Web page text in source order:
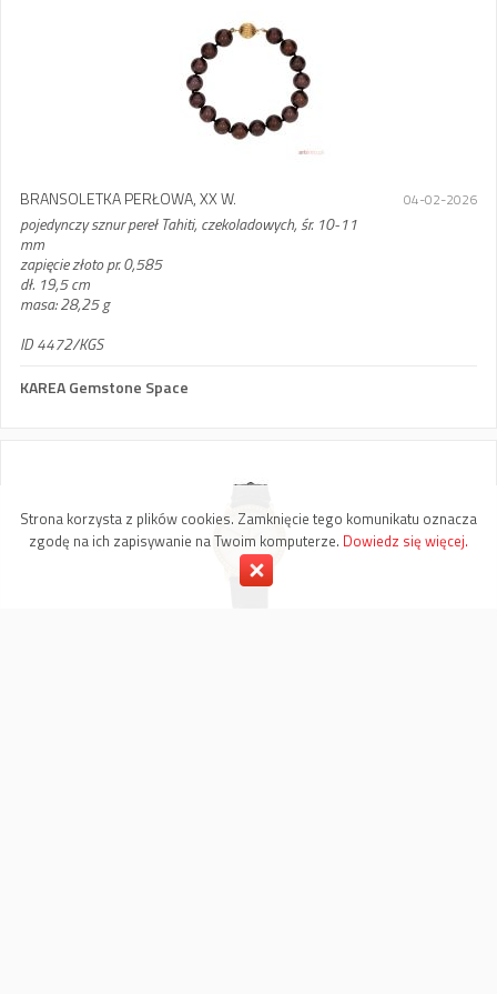
Strona korzysta z plików cookies. Zamknięcie tego komunikatu oznacza
zgodę na ich zapisywanie na Twoim komputerze. Dowiedz się więcej.
BRANSOLETKA PERŁOWA, XX W.
pojedynczy sznur pereł Tahiti, czekoladowych, śr. 10-11
mm
zapięcie złoto pr. 0,585
dł. 19,5 cm
masa: 28,25 g
ID 4472/KGS
04-02-2026
KAREA Gemstone Space